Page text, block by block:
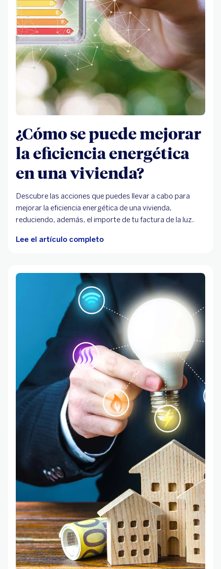
¿Cómo se puede mejorar
la eficiencia energética
en una vivienda?
Descubre las acciones que puedes llevar a cabo para
mejorar la eficiencia energética de una vivienda,
reduciendo, además, el importe de tu factura de la luz.
Lee el artículo completo